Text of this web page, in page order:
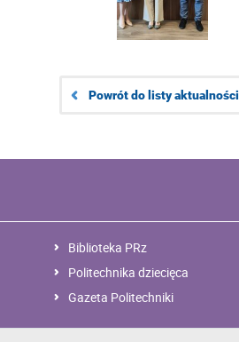
Powrót do listy aktualności
Biblioteka PRz
Politechnika dziecięca
Gazeta Politechniki